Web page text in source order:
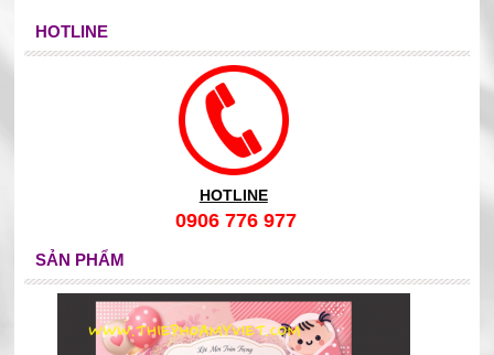
HOTLINE
HOTLINE
0906 776 977
SẢN PHẨM